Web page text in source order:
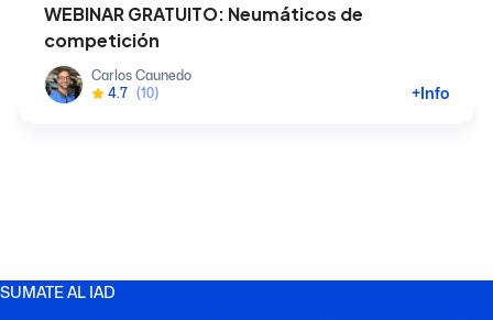
WEBINAR GRATUITO: Neumáticos de
competición
Carlos Caunedo
4.7 (10) +Info
SUMATE AL IAD